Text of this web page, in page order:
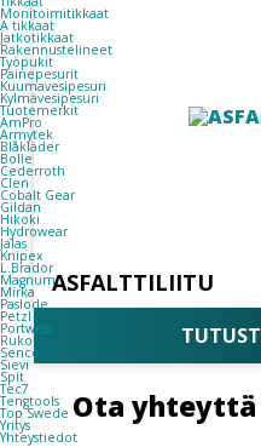
Monitoimitikkaat
A tikkaat
Jatkotikkaat
Rakennustelineet
Työpukit
Painepesurit
Kuumavesipesuri
Kylmävesipesuri
Tuotemerkit
AmPro
Armytek
Blåkläder
Bolle
Cederroth
Clen
Cobalt Gear
Gildan
Hikoki
Hydrowear
Jalas
Knipex
L.Brador
Magnum
Mirka
Paslode
Petzl
Portwest
Ruko
Senco
Sievi
Spit
Tec7
Tengtools
Top Swede
Yritys
Yhteystiedot
ASFALTTILIITU
Ota